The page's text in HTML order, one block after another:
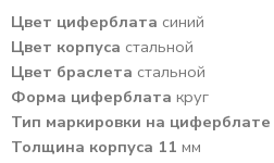
Цвет циферблата синий
Цвет корпуса стальной
Цвет браслета стальной
Форма циферблата круг
Тип маркировки на циферблате
Толщина корпуса 11 мм